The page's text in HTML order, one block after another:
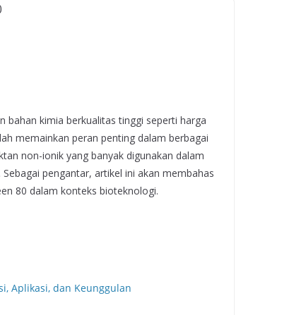
bahan kimia berkualitas tinggi seperti harga
memainkan peran penting dalam berbagai
non-ionik yang banyak digunakan dalam
pengantar, artikel ini akan membahas
80 dalam konteks bioteknologi.
Aplikasi, dan Keunggulan